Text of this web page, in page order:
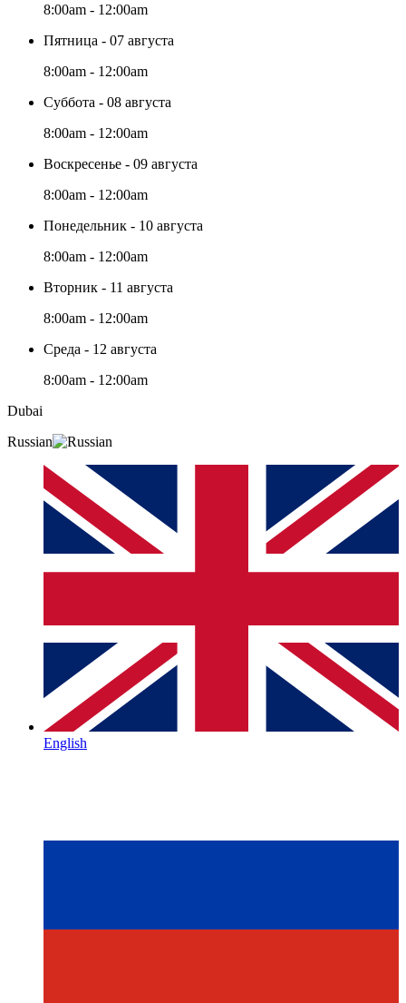
8:00am - 12:00am
Пятница - 07 августа
8:00am - 12:00am
Суббота - 08 августа
8:00am - 12:00am
Воскресенье - 09 августа
8:00am - 12:00am
Понедельник - 10 августа
8:00am - 12:00am
Вторник - 11 августа
8:00am - 12:00am
Среда - 12 августа
8:00am - 12:00am
Dubai
Russian
English